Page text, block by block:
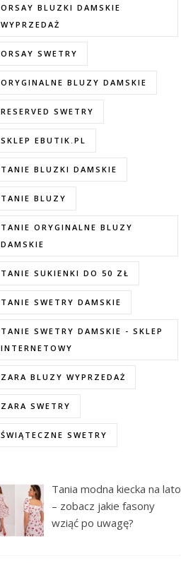
ORSAY BLUZKI DAMSKIE
WYPRZEDAŻ
ORSAY SWETRY
ORYGINALNE BLUZY DAMSKIE
RESERVED SWETRY
SKLEP EBUTIK.PL
TANIE BLUZKI DAMSKIE
TANIE BLUZY
TANIE ORYGINALNE BLUZY
DAMSKIE
TANIE SUKIENKI DO 50 ZŁ
TANIE SWETRY DAMSKIE
TANIE SWETRY DAMSKIE - SKLEP
INTERNETOWY
ZARA BLUZY WYPRZEDAŻ
ZARA SWETRY
ŚWIĄTECZNE SWETRY
Tania modna kiecka na lato
– zobacz jakie fasony
wziąć po uwagę?